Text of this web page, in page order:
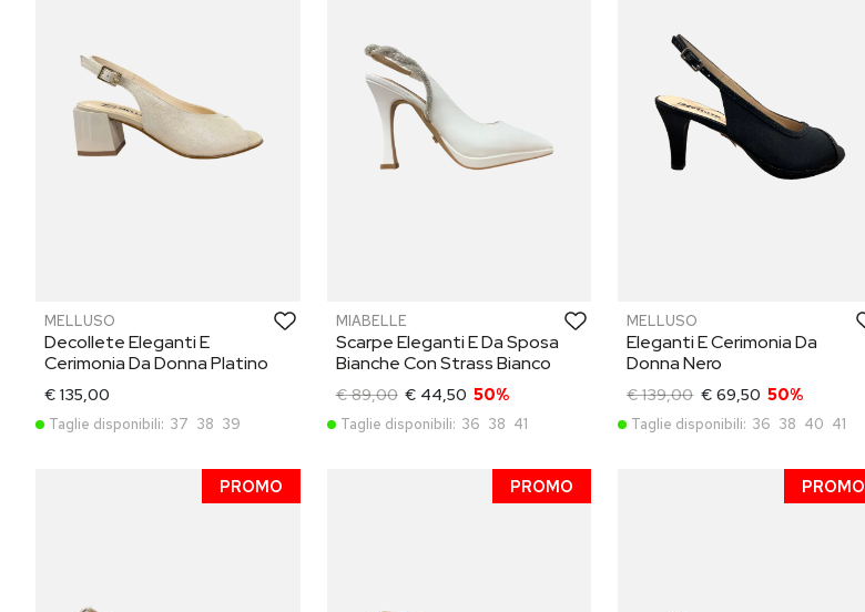
MELLUSO
Decollete Eleganti E
Cerimonia Da Donna Platino
€ 135,00
Taglie disponibili: 37 38 39
MIABELLE
Scarpe Eleganti E Da Sposa
Bianche Con Strass Bianco
€ 89,00 € 44,50 50%
Taglie disponibili: 36 38 41
MELLUSO
Eleganti E Cerimonia Da
Donna Nero
€ 139,00 € 69,50 50%
Taglie disponibili: 36 38 40 41
PROMO PROMO PROMO